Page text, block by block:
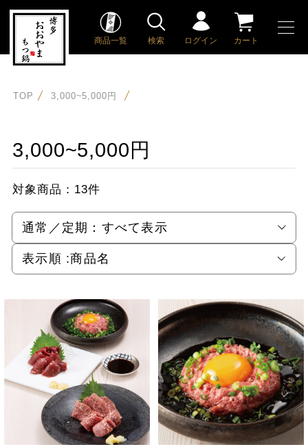
商品一覧 検索 ログイン カート
TOP 3,000~5,000円
3,000~5,000円
対象商品： 13件
通常／定期： すべて表示
表示順 :商品名